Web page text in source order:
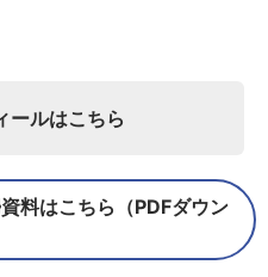
ールはこちら
料はこちら（PDFダウン